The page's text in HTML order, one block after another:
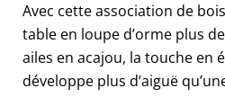
Avec cette association de
table en loupe d’orme plus
ailes en acajou, la touche en
développe plus d’aiguë